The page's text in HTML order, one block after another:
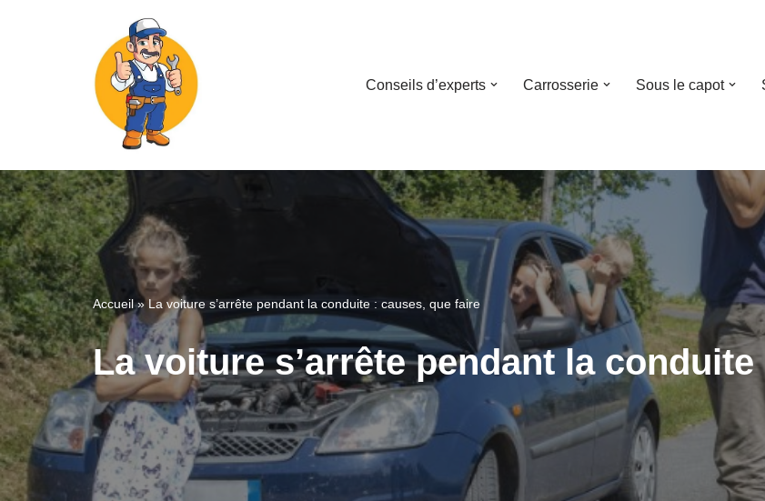
Conseils d’experts Carrosserie Sous le capot
Accueil»La voiture s’arrête pendant la conduite : causes, que faire
La voiture s’arrête pendant la